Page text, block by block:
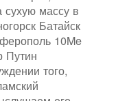
сухую массу в
Батайск
10Me
Путин
того,